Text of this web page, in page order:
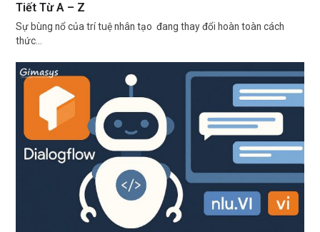
Tiết Từ A – Z
Sự bùng nổ của trí tuệ nhân tạo đang thay đổi hoàn toàn cách
thức…